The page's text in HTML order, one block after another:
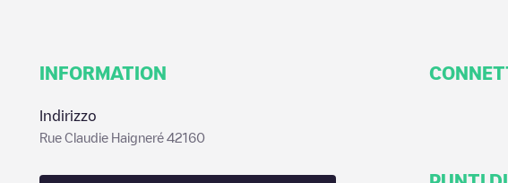
INFORMATION
Indirizzo
Rue Claudie Haigneré 42160